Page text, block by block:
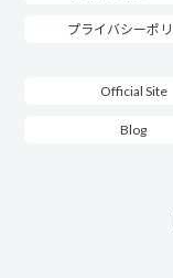
プライバシーポ
Official Site
Blog